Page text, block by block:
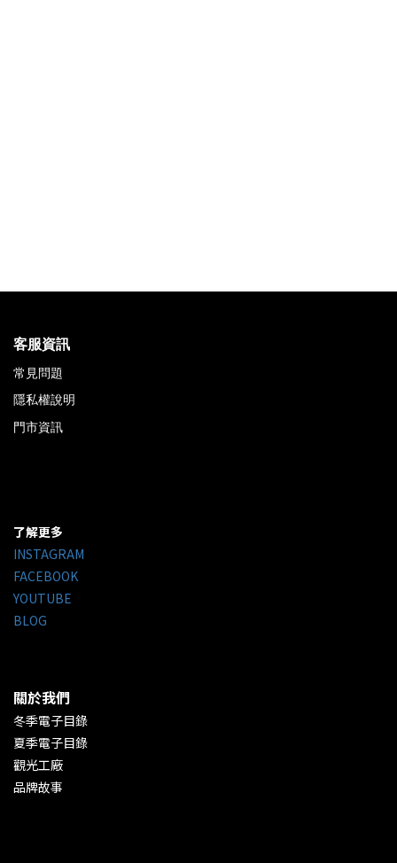
客服資訊
常見問題
隱私權說明
門市資訊
了解更多
INSTAGRAM
FACEBOOK
YOUTUBE
BLOG
關於我們
冬季電子目錄
夏季電子目錄
觀光工廠
品牌故事